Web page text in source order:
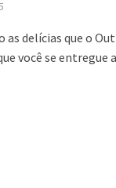
as delícias que o
você se entregue